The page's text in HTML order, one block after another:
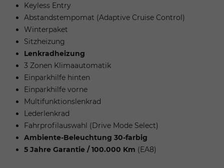
Keyless Entry
Abstandstempomat (Adaptive Cruise Control)
Winterpaket
Sitzheizung
Lenkradheizung
3 Zonen Klimaautomatik
Einparkhilfe hinten
Einparkhilfe vorne
Multifunktionslenkrad
Lederlenkrad
Fahrprofilauswahl (Drive Mode Select)
Ambiente-Beleuchtung 30-farbig
5 Jahre Garantie / 100.000 Km (EA8)